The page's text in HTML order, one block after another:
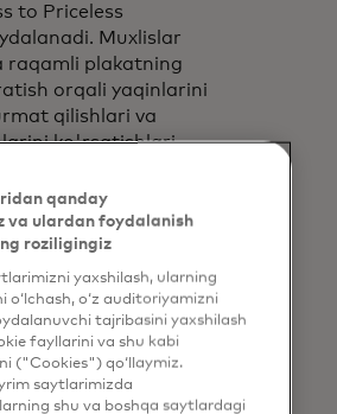
to Priceless
Muxlislar
raqamli plakatning
orqali yaqinlarini
qilishlari va
ko'rsatishlari
har bir plakat
ga 1 dollar,
[1]xayriya qiladi.
seshanba kuni soat
(Sharqiy vaqt
Yards Public Square
in a new tab
All-Star
tomosha kechasini
oziq-ovqat yuk
qanday
va ulardan foydalanish
roziligingiz
yaxshilash, ularning
o‘lchash, o‘z auditoriyamizni
tajribasini yaxshilash
fayllarini va shu kabi
("Cookies") qo‘llaymiz.
saytlarimizda
shu va boshqa saytlardagi